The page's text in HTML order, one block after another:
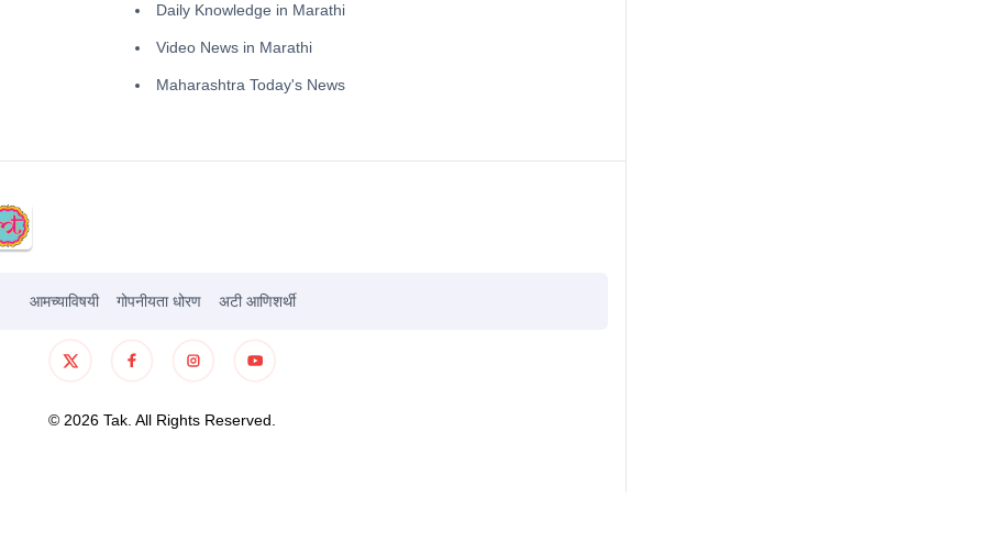
Daily Knowledge in Marathi
Video News in Marathi
Maharashtra Today's News
आमच्याविषयी गोपनीयता धोरण अटी आणिशर्थी
© 2026 Tak. All Rights Reserved.